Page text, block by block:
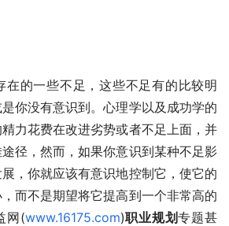
在的一些不足，这些不足有的比较明
你没有意识到。心理学以及成功学的
力花费在改进劣势或者不足上面，并
径，然而，如果你意识到某种不足影
，你就应该有意识地控制它，使它的
而不是期望将它提高到一个非常高的
网(www.16175.com)职业规划专题甚